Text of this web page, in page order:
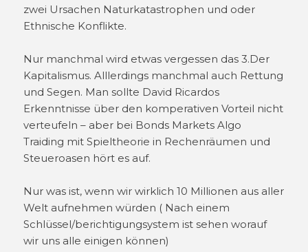
zwei Ursachen Naturkatastrophen und oder
Ethnische Konflikte.
Nur manchmal wird etwas vergessen das 3.Der
Kapitalismus. Alllerdings manchmal auch Rettung
und Segen. Man sollte David Ricardos
Erkenntnisse über den komperativen Vorteil nicht
verteufeln – aber bei Bonds Markets Algo
Traiding mit Spieltheorie in Rechenräumen und
Steueroasen hört es auf.
Nur was ist, wenn wir wirklich 10 Millionen aus aller
Welt aufnehmen würden ( Nach einem
Schlüssel/berichtigungsystem ist sehen worauf
wir uns alle einigen können)